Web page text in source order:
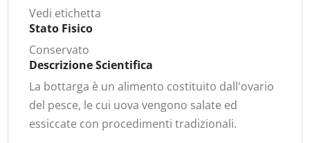
Vedi etichetta
Stato Fisico
Conservato
Descrizione Scientifica
La bottarga è un alimento costituito dall'ovario
del pesce, le cui uova vengono salate ed
essiccate con procedimenti tradizionali.